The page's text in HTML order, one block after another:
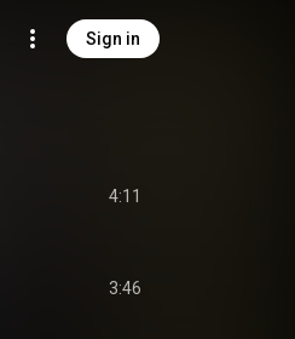
Sign in
4:11
3:46